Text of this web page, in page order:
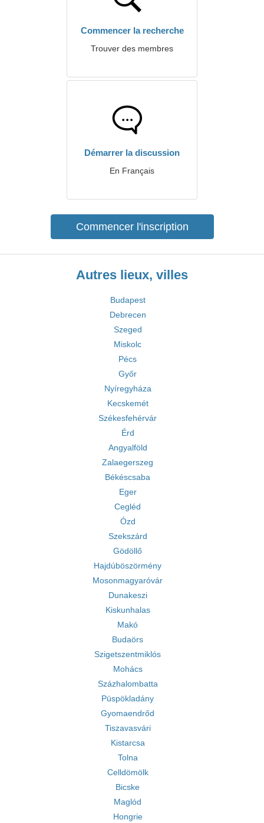
Commencer la recherche
Trouver des membres
Démarrer la discussion
En Français
Commencer l'inscription
Autres lieux, villes
Budapest
Debrecen
Szeged
Miskolc
Pécs
Győr
Nyíregyháza
Kecskemét
Székesfehérvár
Érd
Angyalföld
Zalaegerszeg
Békéscsaba
Eger
Cegléd
Ózd
Szekszárd
Gödöllő
Hajdúböszörmény
Mosonmagyaróvár
Dunakeszi
Kiskunhalas
Makó
Budaörs
Szigetszentmiklós
Mohács
Százhalombatta
Püspökladány
Gyomaendrőd
Tiszavasvári
Kistarcsa
Tolna
Celldömölk
Bicske
Maglód
Hongrie